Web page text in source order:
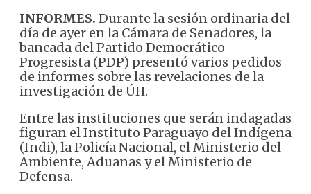
INFORMES. Durante la sesión ordinaria del
día de ayer en la Cámara de Senadores, la
bancada del Partido Democrático
Progresista (PDP) presentó varios pedidos
de informes sobre las revelaciones de la
investigación de ÚH.
Entre las instituciones que serán indagadas
figuran el Instituto Paraguayo del Indígena
(Indi), la Policía Nacional, el Ministerio del
Ambiente, Aduanas y el Ministerio de
Defensa.